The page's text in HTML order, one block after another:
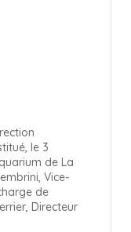
le 3
de La
Vice-
de
Directeur